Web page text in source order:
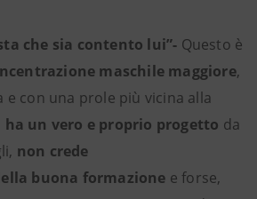
che sia contento lui”- Questo è
maschile maggiore,
e con una prole più vicina alla
ha un vero e proprio progetto da
non crede
buona formazione e forse,